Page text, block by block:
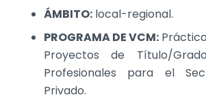
ÁMBITO: local-regional.
PROGRAMA DE VCM:
Proyectos de Título/
Profesionales para el
Privado.